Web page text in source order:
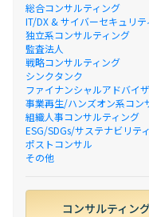
総合コンサルティング
IT/DX & サイバーセキュリ
独立系コンサルティング
監査法人
戦略コンサルティング
シンクタンク
ファイナンシャルアドバイ
事業再生/ハンズオン系コン
組織人事コンサルティング
ESG/SDGs/サステナビリテ
ポストコンサル
その他
コンサルティン